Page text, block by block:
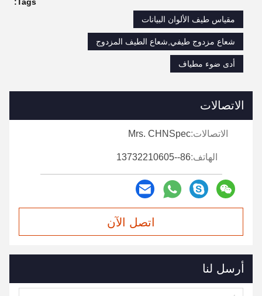
مقياس طيف الألوان البيانات
شعاع مزدوج طيفي,شعاع الطيف المزدوج
أدى ضوء مطياف
الاتصالات
الاتصالات:Mrs. CHNSpec
الهاتف:86--13732210605
اتصل الآن
أرسل لنا